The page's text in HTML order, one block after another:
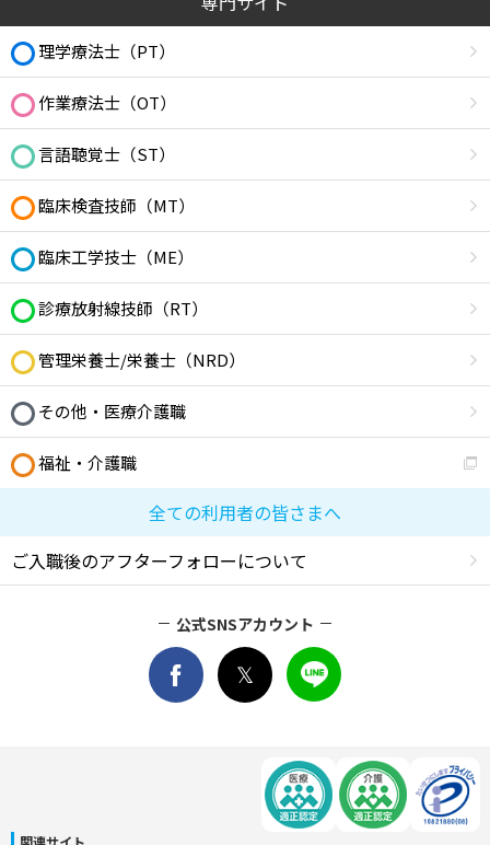
理学療法士（PT）
作業療法士（OT）
言語聴覚士（ST）
臨床検査技師（MT）
臨床工学技士（ME）
診療放射線技師（RT）
管理栄養士/栄養士（NRD）
その他・医療介護職
福祉・介護職
全ての利用者の皆さまへ
ご入職後のアフターフォローについて
公式SNSアカウント
関連サイト